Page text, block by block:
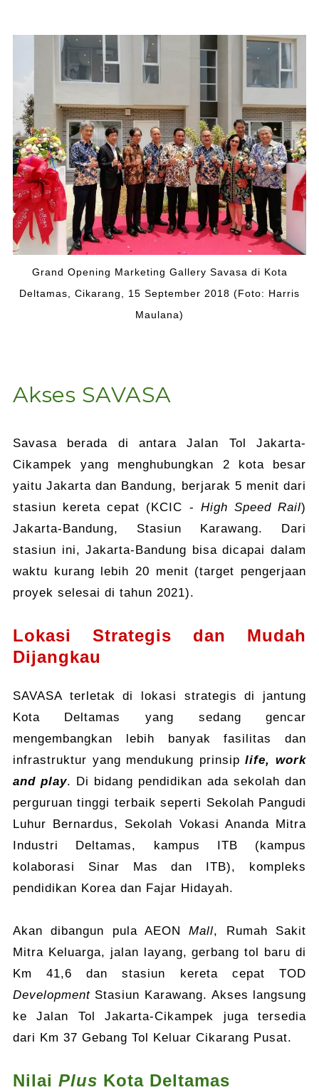
Grand Opening Marketing Gallery Savasa di Kota
Deltamas, Cikarang, 15 September 2018 (Foto: Harris
Maulana)
Akses SAVASA
Savasa berada di antara Jalan Tol Jakarta-
Cikampek yang menghubungkan 2 kota besar
yaitu Jakarta dan Bandung, berjarak 5 menit dari
stasiun kereta cepat (KCIC - High Speed Rail)
Jakarta-Bandung, Stasiun Karawang. Dari
stasiun ini, Jakarta-Bandung bisa dicapai dalam
waktu kurang lebih 20 menit (target pengerjaan
proyek selesai di tahun 2021).
Lokasi Strategis dan Mudah
Dijangkau
SAVASA terletak di lokasi strategis di jantung
Kota Deltamas yang sedang gencar
mengembangkan lebih banyak fasilitas dan
infrastruktur yang mendukung prinsiplife, work
and play. Di bidang pendidikan ada sekolah dan
perguruan tinggi terbaik seperti Sekolah Pangudi
Luhur Bernardus, Sekolah Vokasi Ananda Mitra
Industri Deltamas, kampus ITB (kampus
kolaborasi Sinar Mas dan ITB), kompleks
pendidikan Korea dan Fajar Hidayah.
Akan dibangun pula AEONMall, Rumah Sakit
Mitra Keluarga, jalan layang, gerbang tol baru di
Km 41,6 dan stasiun kereta cepat TOD
DevelopmentStasiun Karawang. Akses langsung
ke Jalan Tol Jakarta-Cikampek juga tersedia
dari Km 37 Gebang Tol Keluar Cikarang Pusat.
Nilai Plus Kota Deltamas